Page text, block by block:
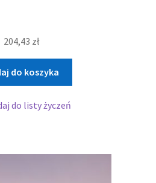
204,43 zł
do koszyka
do listy życzeń